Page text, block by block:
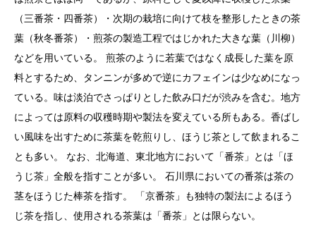
（三番茶・四番茶）・次期の栽培に向けて枝を整形したときの茶
葉（秋冬番茶）・煎茶の製造工程ではじかれた大きな葉（川柳）
などを用いている。 煎茶のように若葉ではなく成長した葉を原
料とするため、タンニンが多めで逆にカフェインは少なめになっ
ている。味は淡泊でさっぱりとした飲み口だが渋みを含む。地方
によっては原料の収穫時期や製法を変えている所もある。香ばし
い風味を出すために茶葉を乾煎りし、ほうじ茶として飲まれるこ
とも多い。 なお、北海道、東北地方において「番茶」とは「ほ
うじ茶」全般を指すことが多い。 石川県においての番茶は茶の
茎をほうじた棒茶を指す。 「京番茶」も独特の製法によるほう
じ茶を指し、使用される茶葉は「番茶」とは限らない。